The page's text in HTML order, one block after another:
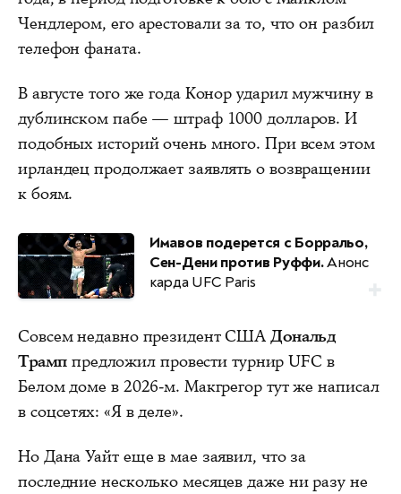
Чендлером, его арестовали за то, что он разбил
телефон фаната.
В августе того же года Конор ударил мужчину в
дублинском пабе — штраф 1000 долларов. И
подобных историй очень много. При всем этом
ирландец продолжает заявлять о возвращении
к боям.
Имавов подерется с Борральо,
Сен-Дени против Руффи.Анонс
карда UFC Paris
Совсем недавно президент СШАДональд
Трамп предложил провести турнир UFC в
Белом доме в 2026-м. Макгрегор тут же написал
в соцсетях: «Я в деле».
Но Дана Уайт еще в мае заявил, что за
последние несколько месяцев даже ни разу не